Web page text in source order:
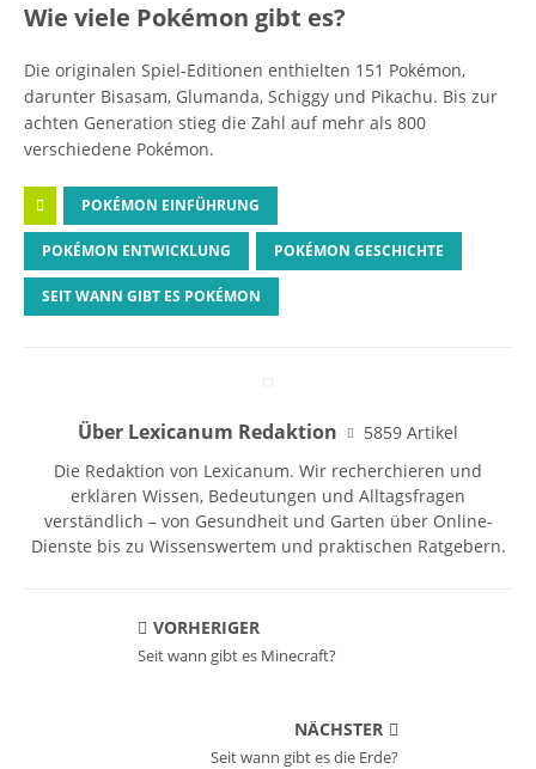
Wie viele Pokémon gibt es?
Die originalen Spiel-Editionen enthielten 151 Pokémon,
darunter Bisasam, Glumanda, Schiggy und Pikachu. Bis zur
achten Generation stieg die Zahl auf mehr als 800
verschiedene Pokémon.
POKÉMON EINFÜHRUNG
POKÉMON ENTWICKLUNG POKÉMON GESCHICHTE
SEIT WANN GIBT ES POKÉMON
Über Lexicanum Redaktion
5859 Artikel
Die Redaktion von Lexicanum. Wir recherchieren und
erklären Wissen, Bedeutungen und Alltagsfragen
verständlich – von Gesundheit und Garten über Online-
Dienste bis zu Wissenswertem und praktischen Ratgebern.
VORHERIGER
Seit wann gibt es Minecraft?
NÄCHSTER
Seit wann gibt es die Erde?